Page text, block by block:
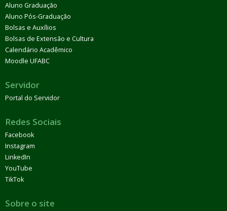
Aluno Graduação
Aluno Pós-Graduação
Bolsas e Auxílios
Bolsas de Extensão e Cultura
Calendário Acadêmico
Moodle UFABC
Servidor
Portal do Servidor
Redes Sociais
Facebook
Instagram
LinkedIn
YouTube
TikTok
Sobre o site